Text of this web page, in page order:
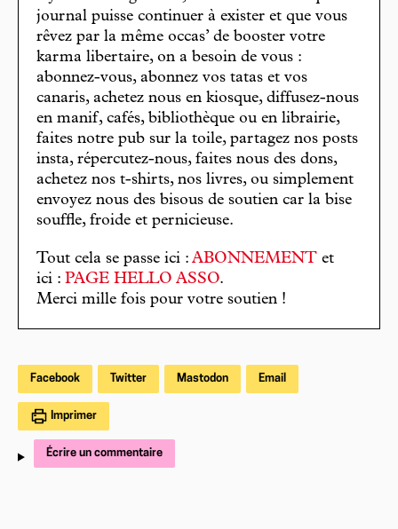
journal puisse continuer à exister et que vous
rêvez par la même occas’ de booster votre
karma libertaire, on a besoin de vous :
abonnez-vous, abonnez vos tatas et vos
canaris, achetez nous en kiosque, diffusez-nous
en manif, cafés, bibliothèque ou en librairie,
faites notre pub sur la toile, partagez nos posts
insta, répercutez-nous, faites nous des dons,
achetez nos t-shirts, nos livres, ou simplement
envoyez nous des bisous de soutien car la bise
souffle, froide et pernicieuse.
Tout cela se passe ici : ABONNEMENT et
ici : PAGE HELLO ASSO.
Merci mille fois pour votre soutien !
Facebook Twitter Mastodon Email
Imprimer
Écrire un commentaire